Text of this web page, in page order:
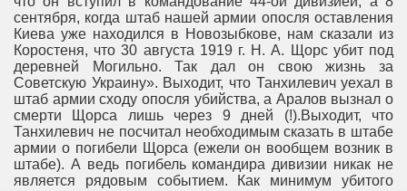
сентября, когда штаб нашей армии опосля оставления
Киева уже находился в Новозыбкове, нам сказали из
Коростеня, что 30 августа 1919 г. Н. А. Щорс убит под
деревней Могильно. Так дал он свою жизнь за
Советскую Украину». Выходит, что Танхилевич уехал в
штаб армии сходу опосля убийства, а Аралов вызнал о
смерти Щорса лишь через 9 дней (!).Выходит, что
Танхилевич не посчитал необходимым сказать в штабе
армии о погибели Щорса (ежели он вообщем возник в
штабе). А ведь погибель командира дивизии никак не
является рядовым событием. Как минимум убитого